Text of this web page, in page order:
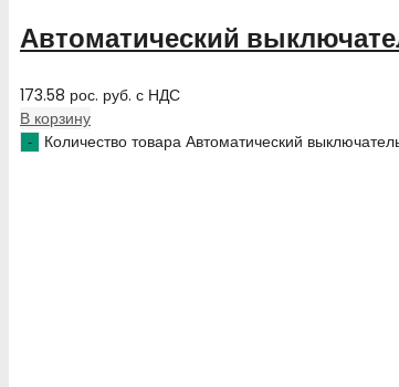
Автоматический
173.58 рос. руб. с НДС
В корзину
Количество товара Автоматический